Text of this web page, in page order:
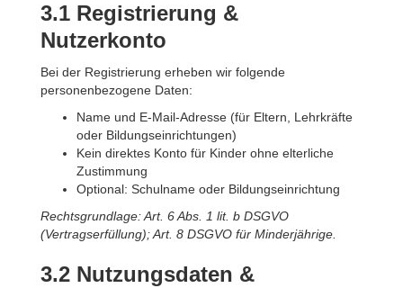
3.1 Registrierung &
Nutzerkonto
Bei der Registrierung erheben wir folgende
personenbezogene Daten:
Name und E-Mail-Adresse (für Eltern, Lehrkräfte
oder Bildungseinrichtungen)
Kein direktes Konto für Kinder ohne elterliche
Zustimmung
Optional: Schulname oder Bildungseinrichtung
Rechtsgrundlage: Art. 6 Abs. 1 lit. b DSGVO
(Vertragserfüllung); Art. 8 DSGVO für Minderjährige.
3.2 Nutzungsdaten &